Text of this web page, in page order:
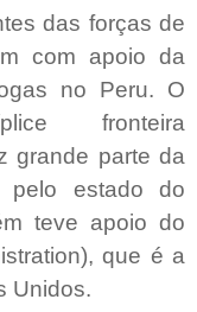
das forças de
com apoio da
no Peru. O
fronteira
grande parte da
pelo estado do
teve apoio do
que é a
Unidos.